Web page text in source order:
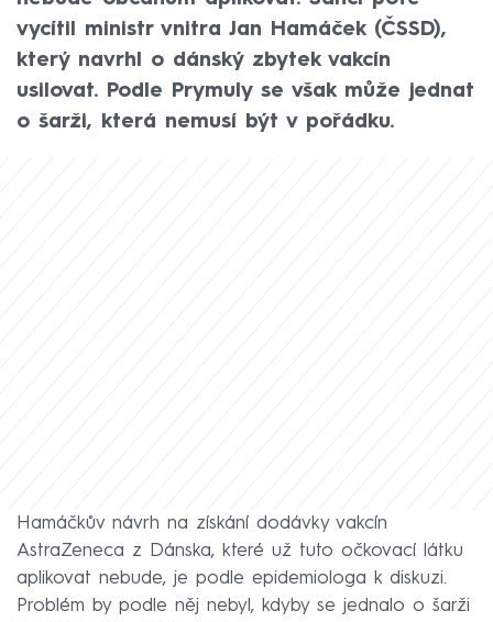
vycítil ministr vnitra Jan Hamáček (ČSSD),
který navrhl o dánský zbytek vakcín
usilovat. Podle Prymuly se však může jednat
o šarži, která nemusí být v pořádku.
Hamáčkův návrh na získání dodávky vakcín
AstraZeneca z Dánska, které už tuto očkovací látku
aplikovat nebude, je podle epidemiologa k diskuzi.
Problém by podle něj nebyl, kdyby se jednalo o šarži